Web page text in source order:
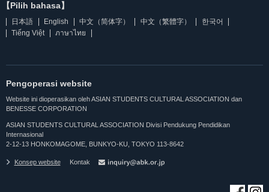
【Pilih bahasa】
日本語 English 中文（简体字） 中文（繁體字）
한국어
Tiếng Việt
ภาษาไทย
Pengoperasi website
Website ini dioperasikan oleh ASIAN STUDENTS CULTURAL ASSOCIATION dan
BENESSE CORPORATION
ASIAN STUDENTS CULTURAL ASSOCIATION Divisi Pendukung Pendidikan
Internasional
2-12-13 HONKOMAGOME, BUNKYO-KU, TOKYO 113-8642
Konsep website Kontak